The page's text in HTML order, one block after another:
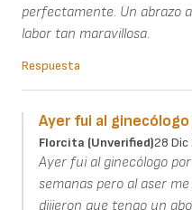
perfectamente. Un abrazo
labor tan maravillosa.
Respuesta
Ayer fui al ginecólogo
Florcita (unverified)28 Dic
Ayer fui al ginecólogo
semanas pero al aser
dijieron que tengo un